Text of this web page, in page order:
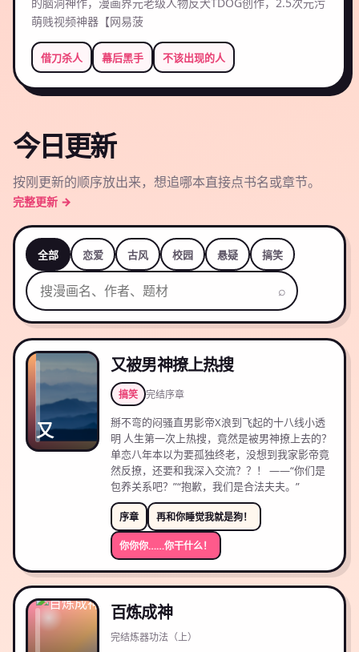
萌贱视频神器【网易菠
借刀杀人 幕后黑手 不该出现的人
今日更新
按刚更新的顺序放出来，想追哪本直接点书名或章节。
完整更新 →
全部 恋爱 古风 校园 悬疑 搞笑
⌕
又
又被男神撩上热搜
搞笑 完结序章
掰不弯的闷骚直男影帝X浪到飞起的十八线小透
明 人生第一次上热搜，竟然是被男神撩上去的？
单恋八年本以为要孤独终老，没想到我家影帝竟
然反撩，还要和我深入交流？？！ ——“你们是
包养关系吧？”“抱歉，我们是合法夫夫。”
序章 再和你睡觉我就是狗！
你你你……你干什么！
百炼成神
完结炼器功法（上）